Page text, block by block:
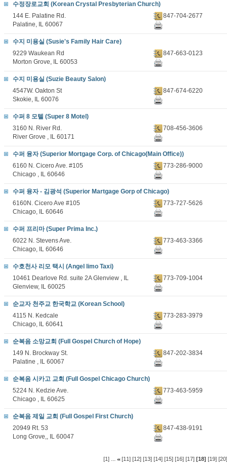
수정장로교회 (Korean Crystal Presbyterian Church)
144 E. Palatine Rd.
Palatine, IL 60067
847-704-2677
수지 미용실 (Susie's Family Hair Care)
9229 Waukean Rd
Morton Grove, IL 60053
847-663-0123
수지 미용실 (Suzie Beauty Salon)
4547W. Oakton St
Skokie, IL 60076
847-674-6220
수퍼 8 모텔 (Super 8 Motel)
3160 N. River Rd.
River Grove , IL 60171
708-456-3606
수퍼 융자 (Superior Mortgage Corp. of Chicago(Main Office))
6160 N. Cicero Ave. #105
Chicago , IL 60646
773-286-9000
수퍼 융자 - 김광석 (Superior Martgage Gorp of Chicago)
6160N. Cicero Ave #105
Chicago, IL 60646
773-727-5626
수퍼 프리마 (Super Prima Inc.)
6022 N. Stevens Ave.
Chicago, IL 60646
773-463-3366
수호천사 리모 택시 (Angel limo Taxi)
10461 Dearlove Rd. suite 2A Glenview , IL
Glenview, IL 60025
773-709-1004
순교자 천주교 한국학교 (Korean School)
4115 N. Kedcale
Chicago, IL 60641
773-283-3979
순복음 소망교회 (Full Gospel Church of Hope)
149 N. Brockway St.
Palatine , IL 60067
847-202-3834
순복음 시카고 교회 (Full Gospel Chicago Church)
5224 N. Kedzie Ave.
Chicago , IL 60625
773-463-5959
순복음 제일 교회 (Full Gospel First Church)
20949 Rt. 53
Long Grove,, IL 60047
847-438-9191
[1]... [11] [12] [13] [14] [15] [16] [17] [18] [19] [20]